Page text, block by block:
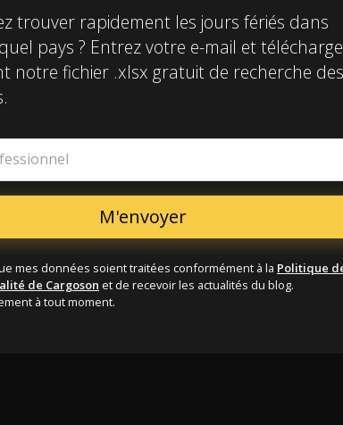
trouver rapidement les jours fériés dans
pays ? Entrez votre e-mail et
notre fichier .xlsx gratuit de recherche
mes données soient traitées conformément à la Politique
de Cargoson et de recevoir les actualités du blog.
à tout moment.